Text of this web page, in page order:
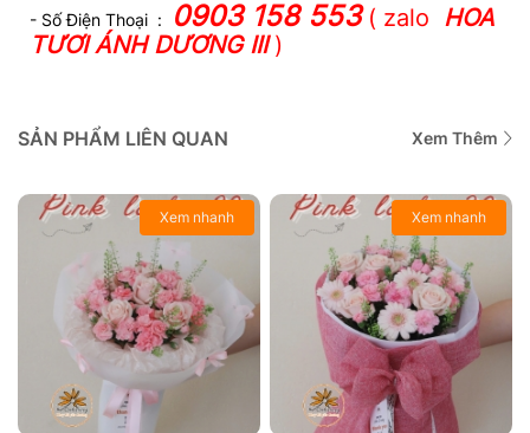
- Số Điện Thoại : 0903 158 553 ( zalo HOA
TƯƠI ÁNH DƯƠNG III)
SẢN PHẨM LIÊN QUAN Xem Thêm
Xem nhanh Xem nhanh